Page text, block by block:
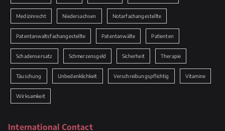
Medizinrecht Niedersachsen Notarfachangestellte
Patentanwaltsfachangestellte Patentanwälte Patienten
Schadensersatz Schmerzensgeld Sicherheit Therapie
Täuschung Unbedenklichkeit Verschreibungspflichtig Vitamine
Wirksamkeit
International Contact